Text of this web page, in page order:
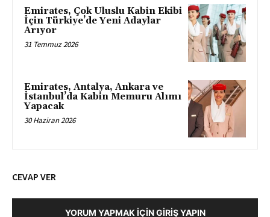
Emirates, Çok Uluslu Kabin Ekibi
İçin Türkiye’de Yeni Adaylar
Arıyor
31 Temmuz 2026
Emirates, Antalya, Ankara ve
İstanbul’da Kabin Memuru Alımı
Yapacak
30 Haziran 2026
CEVAP VER
YORUM YAPMAK İÇIN GIRIŞ YAPIN